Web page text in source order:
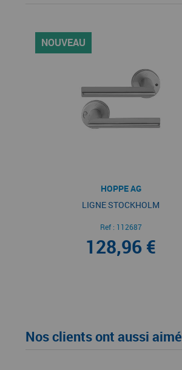
NOUVEAU
HOPPE AG
LIGNE STOCKHOLM
Ref : 112687
128,96 €
Nos clients ont aussi aimé